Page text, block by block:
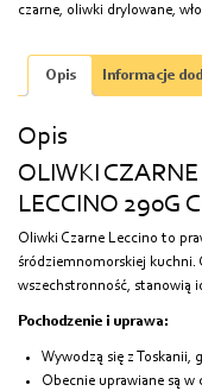
czarne, oliwki drylowane,
Opis Informacje
Opis
OLIWKI
LECCINO 290G
Oliwki Czarne Leccino to
śródziemnomorskiej kuchni.
wszechstronność, stanowią
Pochodzenie i uprawa:
Wywodzą się z Toskanii,
Obecnie uprawiane są w